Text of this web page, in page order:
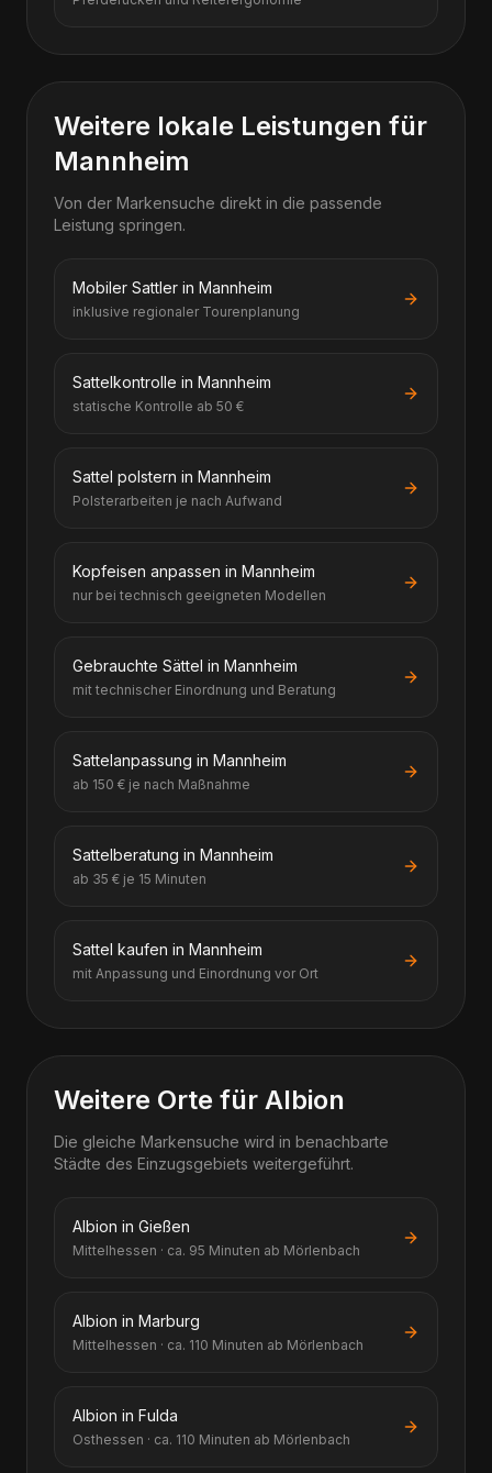
Weitere lokale Leistungen für
Mannheim
Von der Markensuche direkt in die passende
Leistung springen.
Mobiler Sattler in Mannheim
inklusive regionaler Tourenplanung
Sattelkontrolle in Mannheim
statische Kontrolle ab 50 €
Sattel polstern in Mannheim
Polsterarbeiten je nach Aufwand
Kopfeisen anpassen in Mannheim
nur bei technisch geeigneten Modellen
Gebrauchte Sättel in Mannheim
mit technischer Einordnung und Beratung
Sattelanpassung in Mannheim
ab 150 € je nach Maßnahme
Sattelberatung in Mannheim
ab 35 € je 15 Minuten
Sattel kaufen in Mannheim
mit Anpassung und Einordnung vor Ort
Weitere Orte für Albion
Die gleiche Markensuche wird in benachbarte
Städte des Einzugsgebiets weitergeführt.
Albion in Gießen
Mittelhessen · ca. 95 Minuten ab Mörlenbach
Albion in Marburg
Mittelhessen · ca. 110 Minuten ab Mörlenbach
Albion in Fulda
Osthessen · ca. 110 Minuten ab Mörlenbach